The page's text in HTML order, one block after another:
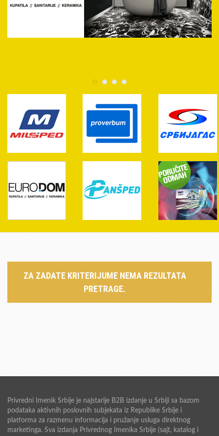
ZA ZADATE KRITERIJUME NEMA REZULTATA
PRETRAGE.
Privredni Imenik Srbije je najstarije B2B izdanje u Srbiji sa bazom
podataka aktivnih poslovnih subjekata iz Republike Srbije i
platforma za razmenu informacija i pružanje usluga direktnog
marketinga. Sva izdanja Privrednog Imenika Srbije (sajt, katalog i